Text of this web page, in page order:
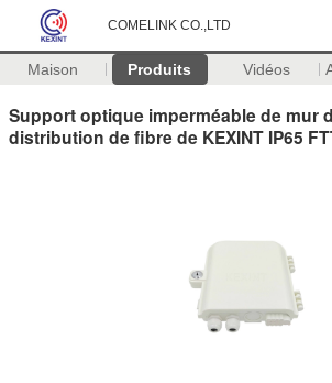
COMELINK CO.,LTD
Maison Produits Vidéos
Support optique imperméable de mur
distribution de fibre de KEXINT IP65